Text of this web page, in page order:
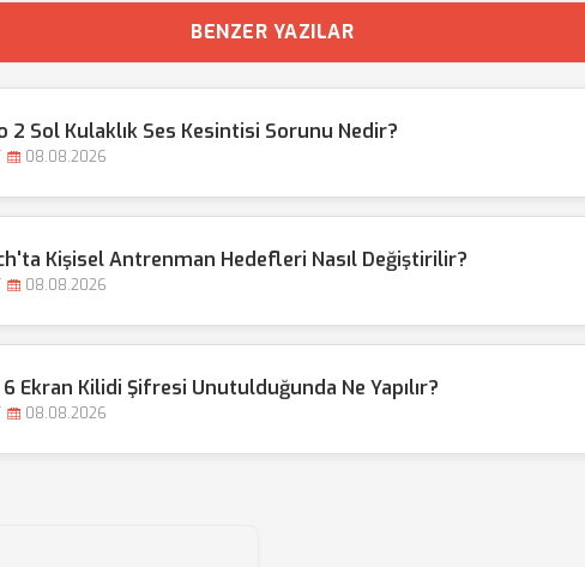
BENZER YAZILAR
2 Sol Kulaklık Ses Kesintisi Sorunu Nedir?
08.08.2026
Kişisel Antrenman Hedefleri Nasıl Değiştirilir?
08.08.2026
Ekran Kilidi Şifresi Unutulduğunda Ne Yapılır?
08.08.2026